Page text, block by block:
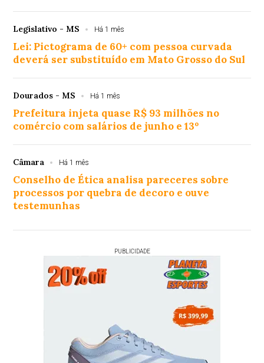
Legislativo - MS Há 1 mês
Lei: Pictograma de 60+ com pessoa curvada
deverá ser substituído em Mato Grosso do Sul
Dourados - MS Há 1 mês
Prefeitura injeta quase R$ 93 milhões no
comércio com salários de junho e 13º
Câmara Há 1 mês
Conselho de Ética analisa pareceres sobre
processos por quebra de decoro e ouve
testemunhas
PUBLICIDADE